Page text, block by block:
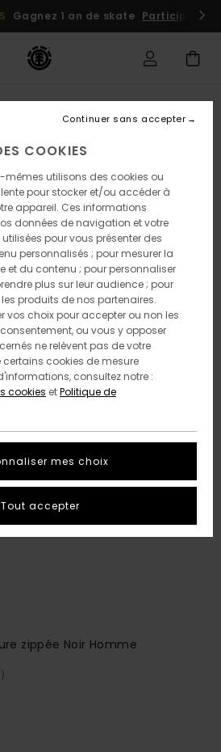
Gagnez 1 an de skate Participez
zippée Noir Homme
COOKIES
mêmes utilisons des cookies ou
pour stocker et/ou accéder à
appareil. Ces informations
données de navigation et votre
pour vous présenter des
personnalisés ; pour mesurer la
et du contenu ; pour personnaliser
plus sur leur audience ; pour
produits de nos partenaires.
vos choix pour accepter ou non les
ou vous y opposer
ne relèvent pas de votre
cookies de mesure
consultez notre :
cookies etPolitique de
mes choix
Continuer sans accepter
Tout accepter